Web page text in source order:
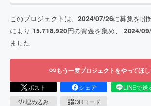
このプロジェクトは、 2024/07/26に募集を開
により 15,718,920円の資金を集め、 2024/
ました
もう一度プロジェクトをやってほ
ポスト シェア LINEで送
埋め込み
QRコード